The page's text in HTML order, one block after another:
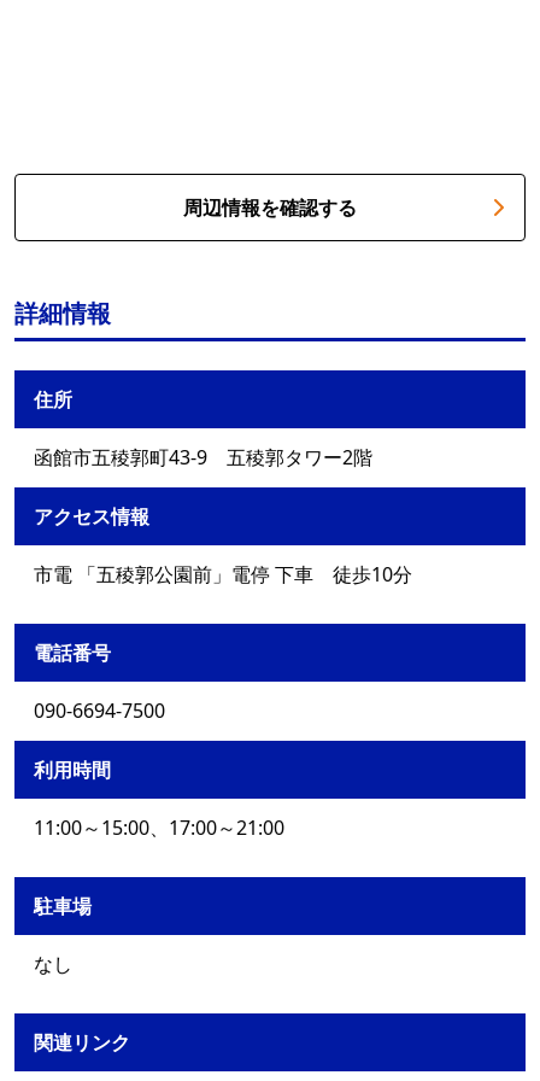
周辺情報を確認する
詳細情報
住所
函館市五稜郭町43-9 五稜郭タワー2階
アクセス情報
市電 「五稜郭公園前」電停 下車 徒歩10分
電話番号
090-6694-7500
利用時間
11:00～15:00、17:00～21:00
駐車場
なし
関連リンク